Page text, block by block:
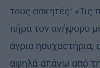
τους ασκητές: «Τις
πήρα τον ανήφορο
άγρια
αψηλά απάνω από